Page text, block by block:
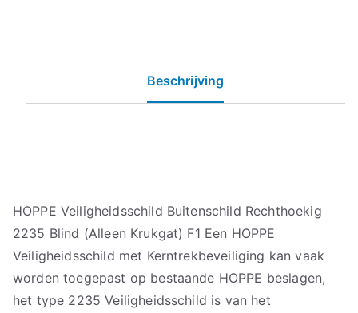
Beschrijving
HOPPE Veiligheidsschild Buitenschild Rechthoekig
2235 Blind (Alleen Krukgat) F1 Een HOPPE
Veiligheidsschild met Kerntrekbeveiliging kan vaak
worden toegepast op bestaande HOPPE beslagen,
het type 2235 Veiligheidsschild is van het